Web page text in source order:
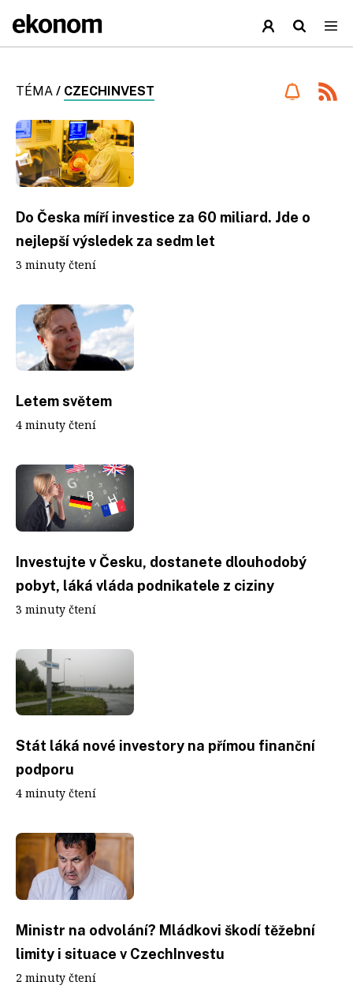
TÉMA / CZECHINVEST
Do Česka míří investice za 60 miliard. Jde o
nejlepší výsledek za sedm let
3 minuty čtení
Letem světem
4 minuty čtení
Investujte v Česku, dostanete dlouhodobý
pobyt, láká vláda podnikatele z ciziny
3 minuty čtení
Stát láká nové investory na přímou finanční
podporu
4 minuty čtení
Ministr na odvolání? Mládkovi škodí těžební
limity i situace v CzechInvestu
2 minuty čtení